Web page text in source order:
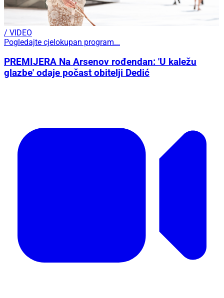
/ VIDEO
Pogledajte cjelokupan program...
PREMIJERA Na Arsenov rođendan: 'U kaležu
glazbe' odaje počast obitelji Dedić